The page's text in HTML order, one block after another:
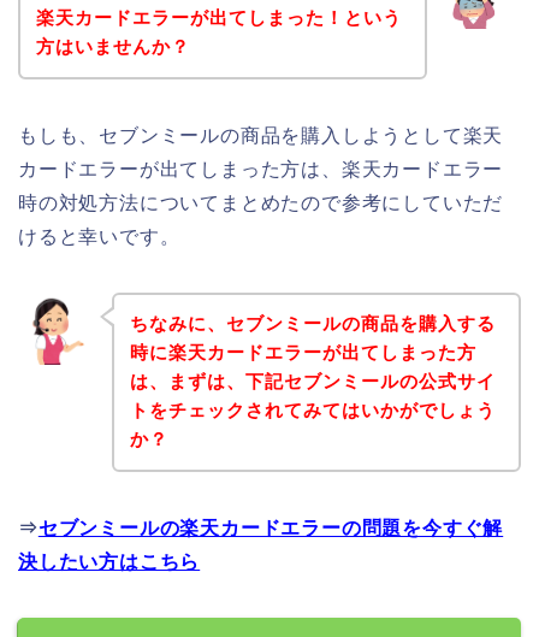
楽天カードエラーが出てしまった！という
方はいませんか？
もしも、セブンミールの商品を購入しようとして楽天
カードエラーが出てしまった方は、楽天カードエラー
時の対処方法についてまとめたので参考にしていただ
けると幸いです。
ちなみに、セブンミールの商品を購入する
時に楽天カードエラーが出てしまった方
は、まずは、下記セブンミールの公式サイ
トをチェックされてみてはいかがでしょう
か？
⇒セブンミールの楽天カードエラーの問題を今すぐ解
決したい方はこちら